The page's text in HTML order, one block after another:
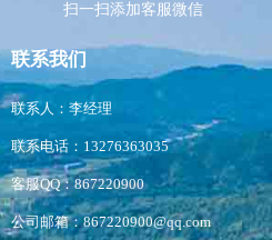
扫一扫添加客服微信
联系我们
联系人：李经理
联系电话：13276363035
客服QQ：867220900
公司邮箱：867220900@qq.com